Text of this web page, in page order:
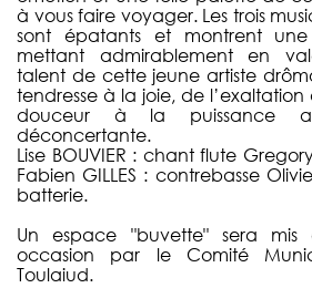
à vous faire voyager. Les trois
sont épatants et montrent
mettant admirablement en
talent de cette jeune artiste
tendresse à la joie, de
douceur à la puissance
déconcertante.
Lise BOUVIER : chant flute
Fabien GILLES : contrebasse
batterie.
Un espace "buvette" sera
occasion par le Comité
Toulaiud.